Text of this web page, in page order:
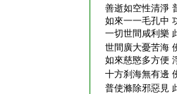
善逝如空性清淨
如來一一毛孔中
一切世間咸利樂
世間廣大憂苦海
如來慈愍多方便
十方刹海無有邊
普使滌除邪惡見